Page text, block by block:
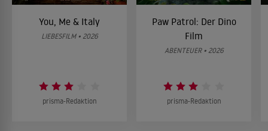
You, Me & Italy
LIEBESFILM • 2026
prisma-Redaktion
Paw Patrol: Der Dino
Film
ABENTEUER • 2026
prisma-Redaktion